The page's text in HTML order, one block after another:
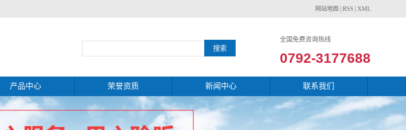
网站地图 RSS XML
全国免费咨询热线
0792-3177688
产品中心
硅油类
荣誉资质 新闻中心 联系我们